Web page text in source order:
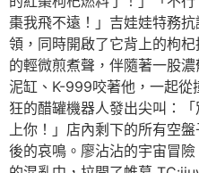
棗我飛不遠！」吉娃娃特務
領，同時開啟了它背上的枸杞
的輕微煎煮聲，伴隨著一股
泥缸、K-999咬著他，一起
狂的醋罐機器人發出尖叫：
上你！」店內剩下的所有空
後的哀鳴。廖沾沾的宇宙冒